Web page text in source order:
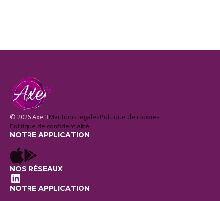
© 2026 Axe 3Mentions legalesPolitique de cookies
Politique de confidentialité
NOTRE APPLICATION
NOS RÉSEAUX
LinkedIn
NOTRE APPLICATION